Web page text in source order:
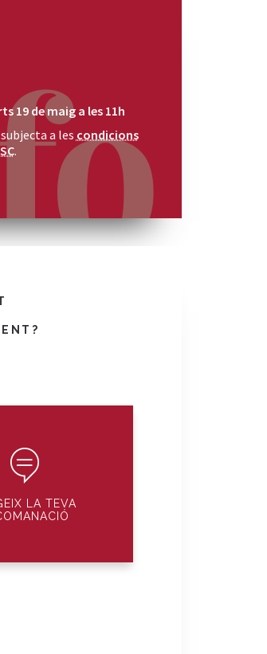
19 de maig a les 11h
a les condicions
.
LA TEVA